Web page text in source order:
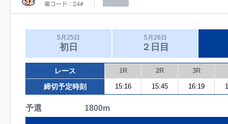
5月25日
初日
5月26日
２日目
レース 1R 2R 3R
締切予定時刻 15:16 15:45 16:19
予選 1800m